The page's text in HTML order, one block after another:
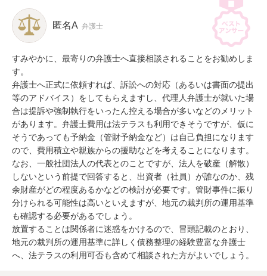
匿名A 弁護士
すみやかに、最寄りの弁護士へ直接相談されることをお勧めしま
す。
弁護士へ正式に依頼すれば、訴訟への対応（あるいは書面の提出
等のアドバイス）をしてもらえますし、代理人弁護士が就いた場
合は提訴や強制執行をいったん控える場合が多いなどのメリット
があります。弁護士費用は法テラスも利用できそうですが、仮に
そうであっても予納金（管財予納金など）は自己負担になります
ので、費用積立や親族からの援助などを考えることになります。
なお、一般社団法人の代表とのことですが、法人を破産（解散）
しないという前提で回答すると、出資者（社員）が誰なのか、残
余財産がどの程度あるかなどの検討が必要です。管財事件に振り
分けられる可能性は高いといえますが、地元の裁判所の運用基準
も確認する必要があるでしょう。
放置することは関係者に迷惑をかけるので、冒頭記載のとおり、
地元の裁判所の運用基準に詳しく債務整理の経験豊富な弁護士
へ、法テラスの利用可否も含めて相談された方がよいでしょう。